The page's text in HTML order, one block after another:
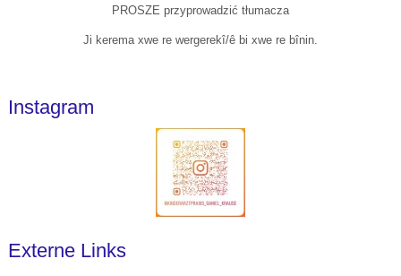
PROSZE przyprowadzić tłumacza
Ji kerema xwe re wergerekî/ê bi xwe re bînin.
Instagram
Externe Links